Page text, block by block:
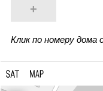
+
Клик по номеру дома